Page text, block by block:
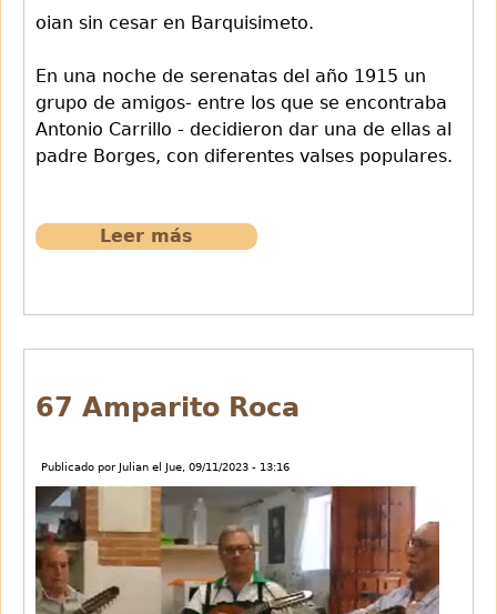
oian sin cesar en Barquisimeto.
En una noche de serenatas del año 1915 un
grupo de amigos- entre los que se encontraba
Antonio Carrillo - decidieron dar una de ellas al
padre Borges, con diferentes valses populares.
Leer más
llora
67 Amparito Roca
Publicado por Julian el Jue, 09/11/2023 - 13:16